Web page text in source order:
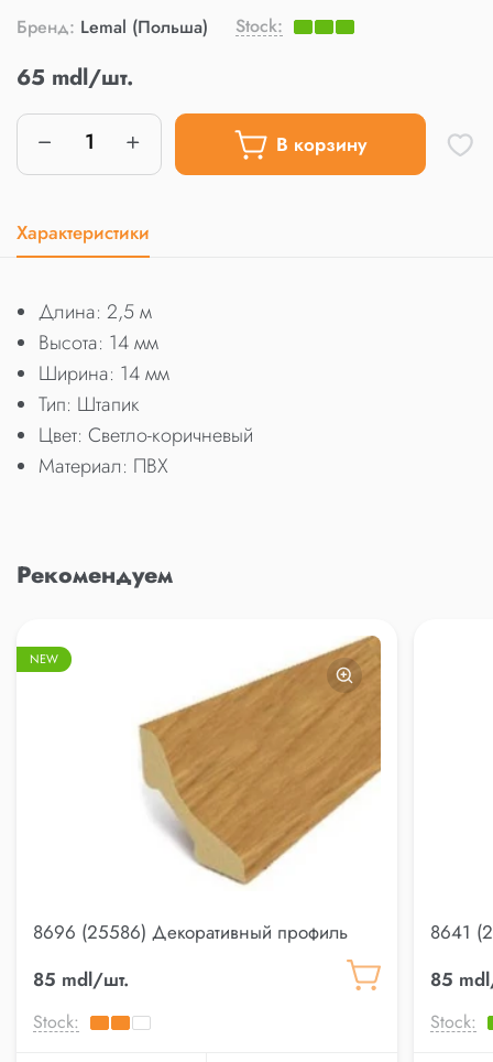
Бренд: Lemal (Польша) Stock:
65 mdl/шт.
В корзину
Характеристики
Длина: 2,5 м
Высота: 14 мм
Ширина: 14 мм
Тип: Штапик
Цвет: Светло-коричневый
Материал: ПВХ
Рекомендуем
NEW
8696 (25586) Декоративный профиль
85 mdl/шт.
Stock:
8641
85
Stock: